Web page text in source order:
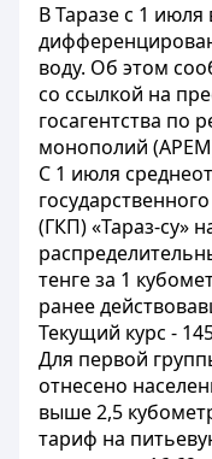
В Таразе с 1 июля
воду. Об этом
со ссылкой на
госагентства по
монополий
С 1 июля
(ГКП) «Тараз-су»
тенге за 1
ранее
Текущий курс -
Для первой
отнесено
выше 2,5
тариф на